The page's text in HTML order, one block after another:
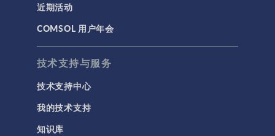
近期活动
COMSOL 用户年会
技术支持与服务
技术支持中心
我的技术支持
知识库